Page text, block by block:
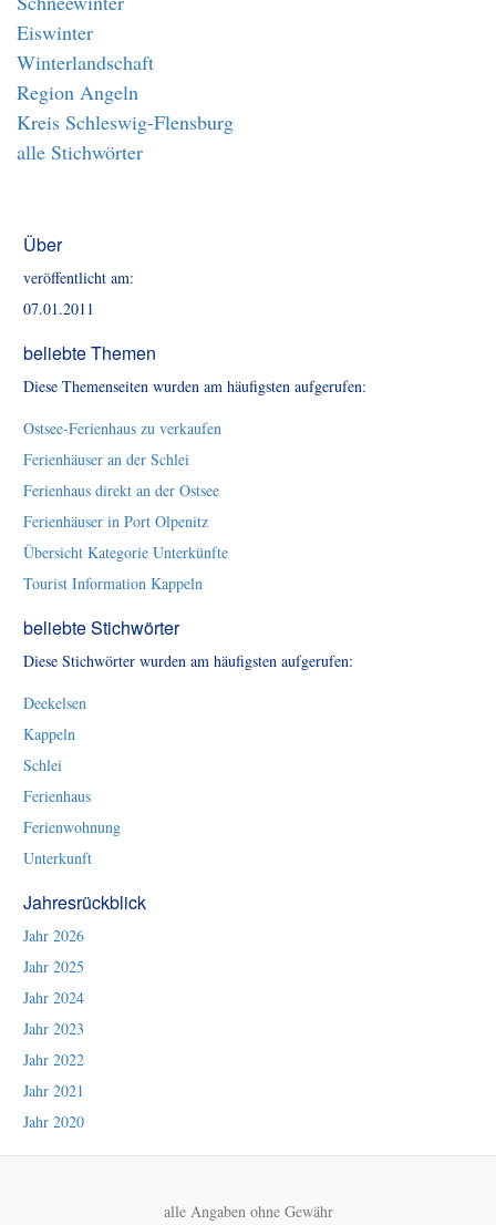
Eiswinter
Winterlandschaft
Region Angeln
Kreis Schleswig-Flensburg
alle Stichwörter
Über
veröffentlicht am:
07.01.2011
beliebte Themen
Diese Themenseiten wurden am häufigsten aufgerufen:
Ostsee-Ferienhaus zu verkaufen
Ferienhäuser an der Schlei
Ferienhaus direkt an der Ostsee
Ferienhäuser in Port Olpenitz
Übersicht Kategorie Unterkünfte
Tourist Information Kappeln
beliebte Stichwörter
Diese Stichwörter wurden am häufigsten aufgerufen:
Deekelsen
Kappeln
Schlei
Ferienhaus
Ferienwohnung
Unterkunft
Jahresrückblick
Jahr 2026
Jahr 2025
Jahr 2024
Jahr 2023
Jahr 2022
Jahr 2021
Jahr 2020
alle Angaben ohne Gewähr